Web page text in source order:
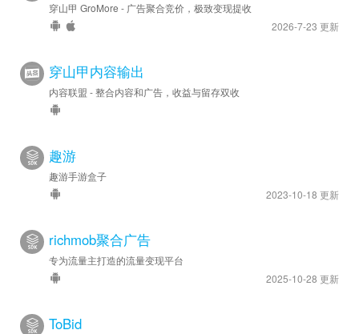
穿山甲 GroMore - 广告聚合竞价，极致变现提收
2026-7-23 更新
穿山甲内容输出
内容联盟 - 整合内容和广告，收益与留存双收
趣游
趣游手游盒子
2023-10-18 更新
richmob聚合广告
专为流量主打造的流量变现平台
2025-10-28 更新
ToBid